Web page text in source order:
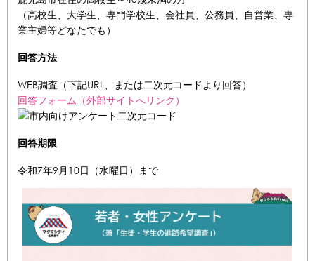
（高校生、大学生、専門学校生、会社員、公務員、自営業、専
業主婦等どなたでも）
回答方法
WEB調査（下記URL、または二次元コードより回答）
回答フォーム（外部サイトへリンク）
回答期限
令和7年9月10日（水曜日）まで